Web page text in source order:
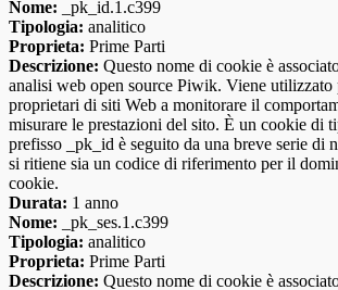
Nome: _pk_id.1.c399
Tipologia: analitico
Proprieta: Prime Parti
Descrizione: Questo nome di cookie è
analisi web open source Piwik. Viene utilizzato
proprietari di siti Web a monitorare il
misurare le prestazioni del sito. È un cookie di
prefisso _pk_id è seguito da una breve serie di
si ritiene sia un codice di riferimento per il
cookie.
Durata: 1 anno
Nome: _pk_ses.1.c399
Tipologia: analitico
Proprieta: Prime Parti
Descrizione: Questo nome di cookie è